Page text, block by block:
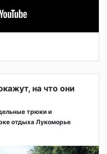
на что они
трюки и
отдыха Лукоморье